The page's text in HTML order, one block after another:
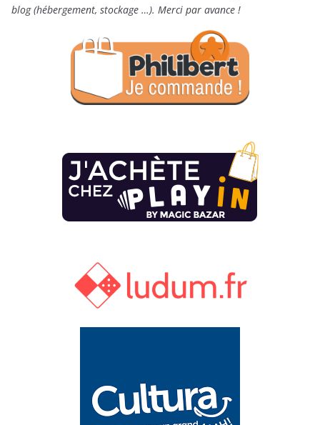
blog (hébergement, stockage …). Merci par avance !